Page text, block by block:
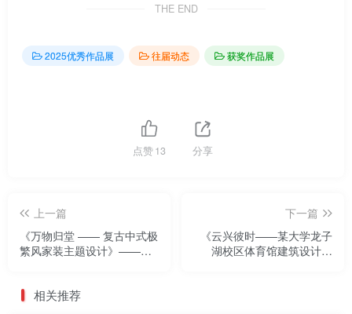
THE END
2025优秀作品展 往届动态 获奖作品展
点赞13 分享
上一篇
《万物归堂 —— 复古中式极
繁风家装主题设计》——
下一篇
《云兴彼时——某大学龙子
湖校区体育馆建筑设计》
相关推荐